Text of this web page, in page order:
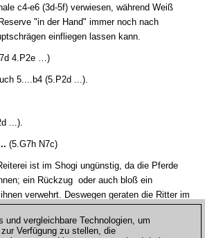
c4-e6 (3d-5f) verwiesen, während Weiß
"in der Hand" immer noch nach
einfliegen lassen kann.
4.P2e …)
5....b4 (5.P2d ...).
...).
(5.G7h N7c)
ist im Shogi ungünstig, da die Pferde
ein Rückzug oder auch bloß ein
verwehrt. Deswegen geraten die Ritter im
g7 8.h4-h5B-d6 drops! (6.S8 h P8d 7.S7g
und vergleichbare Technologien, um
Verfügung zu stellen, die